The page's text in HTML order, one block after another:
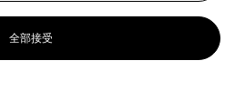
全部接受